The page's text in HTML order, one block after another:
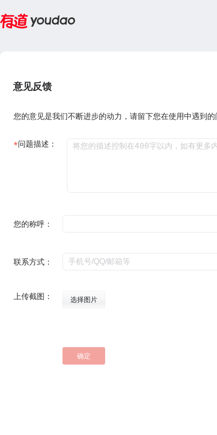
意见反馈
您的意见是我们不断进步的动力，请留下您在使用中遇到
问题描述：
您的称呼：
联系方式：
上传截图： 选择图片
确定